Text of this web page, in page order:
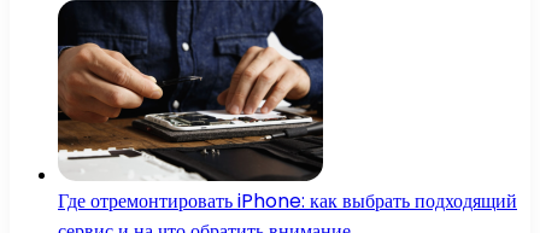
Где отремонтировать iPhone: как выбрать подходящий